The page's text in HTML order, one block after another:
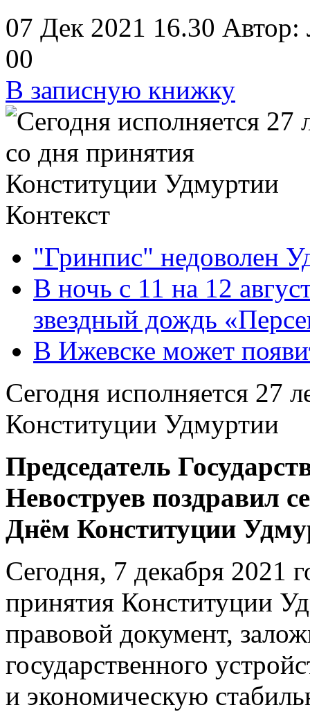
07 Дек 2021 16.30
00
В записную книжку
Контекст
"Гринпис" недоволен
В ночь с 11 на 12
звездный дождь
В Ижевске может
Сегодня исполняется 27
Конституции Удмуртии
Председатель
Невоструев поздравил
Днём Конституции
Сегодня, 7 декабря 2021
принятия Конституции
правовой документ,
государственного
и экономическую